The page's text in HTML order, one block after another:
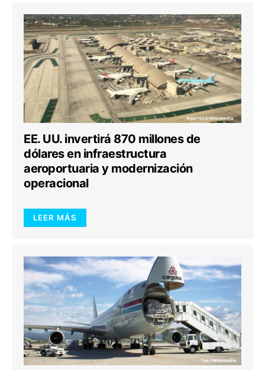
EE. UU. invertirá 870 millones de
dólares en infraestructura
aeroportuaria y modernización
operacional
LEER MÁS